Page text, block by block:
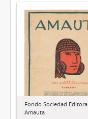
Fondo Sociedad Editora
Amauta